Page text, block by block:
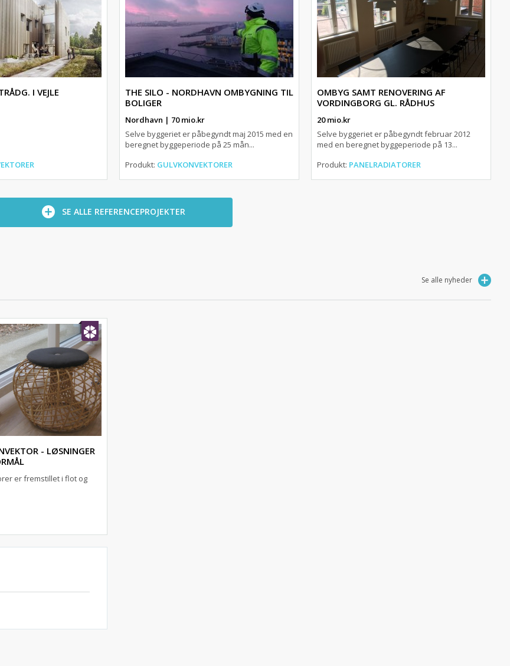
I VEJLE
THE SILO - NORDHAVN OMBYGNING TIL
BOLIGER
Nordhavn | 70 mio.kr
Selve byggeriet er påbegyndt maj 2015 med en
beregnet byggeperiode på 25 mån...
Produkt: GULVKONVEKTORER
OMBYG SAMT RENOVERING AF
VORDINGBORG GL. RÅDHUS
20 mio.kr
Selve byggeriet er påbegyndt februar 2012
med en beregnet byggeperiode på 13...
Produkt: PANELRADIATORER
SE ALLE REFERENCEPROJEKTER
Se alle nyheder
- LØSNINGER
er fremstillet i flot og